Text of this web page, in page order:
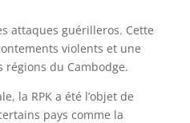
attaques guérilleros. Cette
violents et une
du Cambodge.
la RPK a été l’objet de
pays comme la